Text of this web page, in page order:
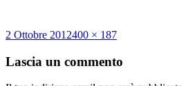
Scritto
2 Ottobre 2012Dimensione
400 × 187
Lascia un commento